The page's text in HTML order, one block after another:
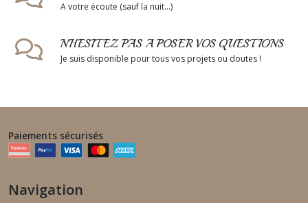
A votre écoute (sauf la nuit...)
N'HESITEZ PAS A POSER VOS QUESTIONS
Je suis disponible pour tous vos projets ou doutes !
Paiements sécurisés
Navigation